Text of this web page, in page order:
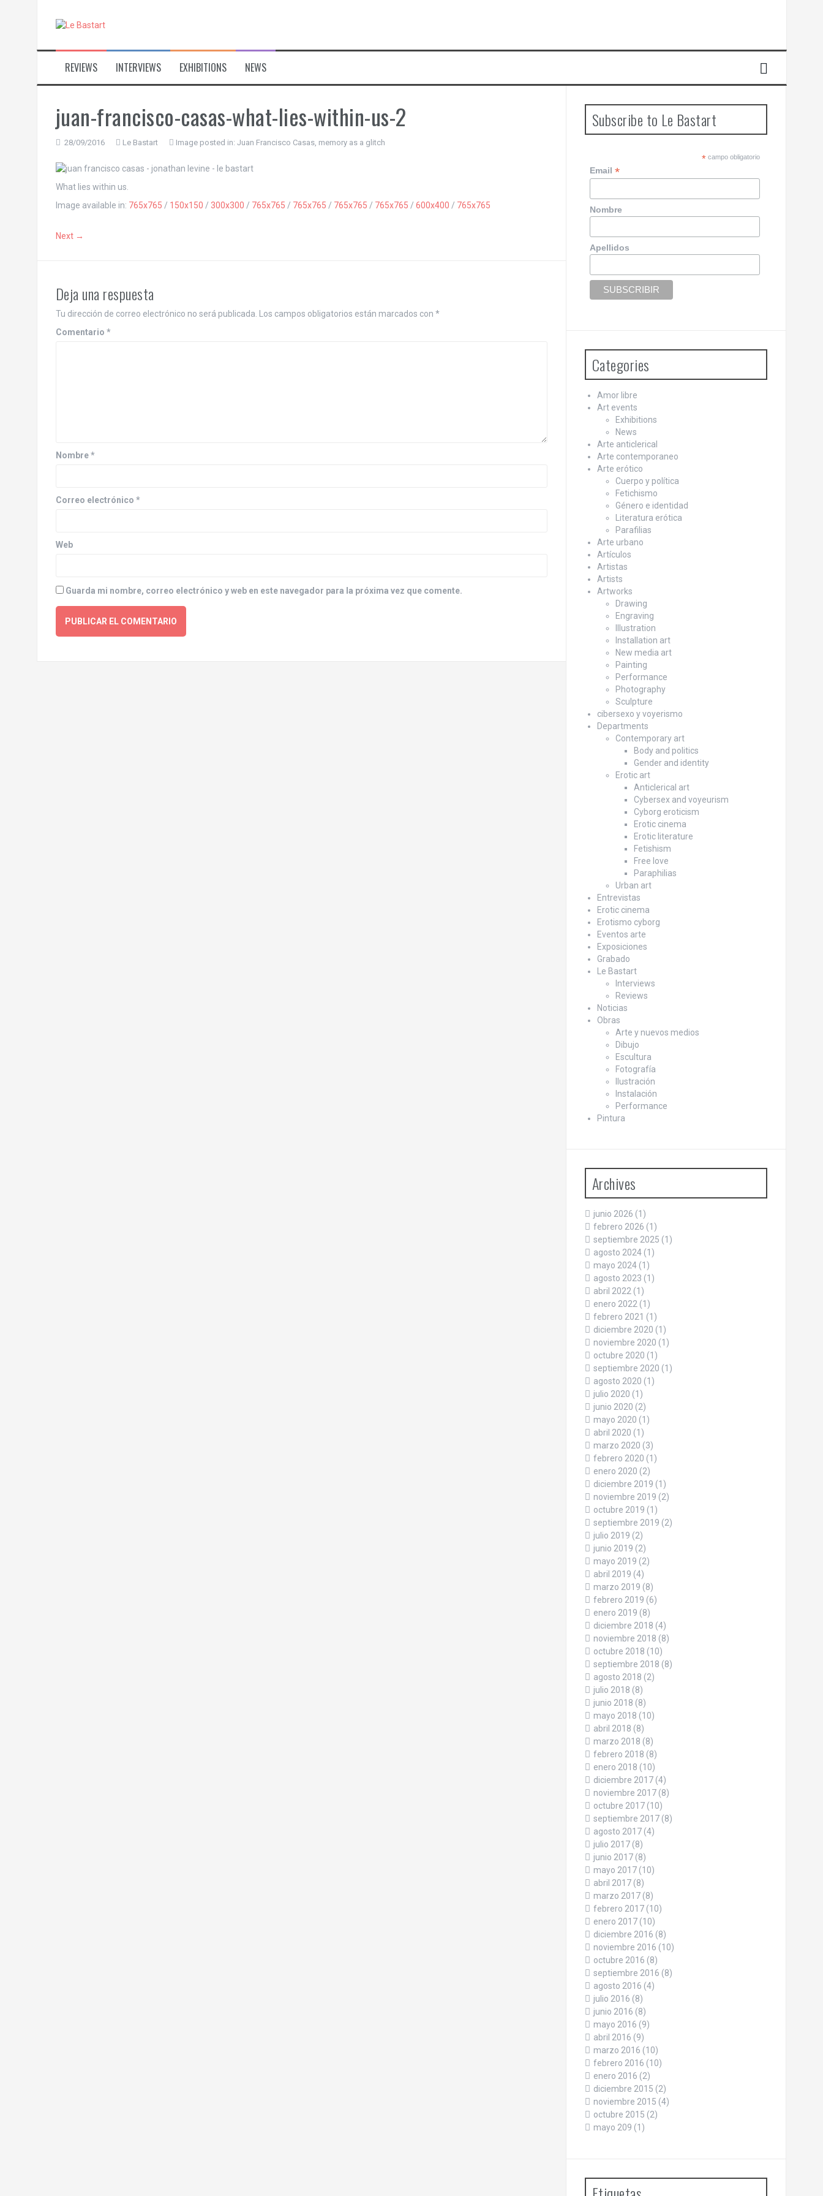
REVIEWS INTERVIEWS EXHIBITIONS NEWS
juan-francisco-casas-what-lies-within-us-2
28/09/2016 Le Bastart Image posted in: Juan Francisco Casas, memory as a glitch
What lies within us.
Image available in: 765x765 / 150x150 / 300x300 / 765x765 / 765x765 / 765x765 / 765x765 / 600x400 / 765x765
Next →
Deja una respuesta
Tu dirección de correo electrónico no será publicada. Los campos obligatorios están marcados con *
Comentario *
Nombre*
Correo electrónico *
Web
Guarda mi nombre, correo electrónico y web en este navegador para la próxima vez que comente.
Subscribe to Le Bastart
*campo obligatorio
Email*
Nombre
Apellidos
Categories
Amor libre
Art events
Exhibitions
News
Arte anticlerical
Arte contemporaneo
Arte erótico
Cuerpo y política
Fetichismo
Género e identidad
Literatura erótica
Parafilias
Arte urbano
Artículos
Artistas
Artists
Artworks
Drawing
Engraving
Illustration
Installation art
New media art
Painting
Performance
Photography
Sculpture
cibersexo y voyerismo
Departments
Contemporary art
Body and politics
Gender and identity
Erotic art
Anticlerical art
Cybersex and voyeurism
Cyborg eroticism
Erotic cinema
Erotic literature
Fetishism
Free love
Paraphilias
Urban art
Entrevistas
Erotic cinema
Erotismo cyborg
Eventos arte
Exposiciones
Grabado
Le Bastart
Interviews
Reviews
Noticias
Obras
Arte y nuevos medios
Dibujo
Escultura
Fotografía
Ilustración
Instalación
Performance
Pintura
Archives
junio 2026 (1)
febrero 2026 (1)
septiembre 2025 (1)
agosto 2024(1)
mayo 2024(1)
agosto 2023 (1)
abril 2022(1)
enero 2022(1)
febrero 2021 (1)
diciembre 2020 (1)
noviembre 2020 (1)
octubre 2020 (1)
septiembre 2020 (1)
agosto 2020 (1)
julio 2020 (1)
junio 2020 (2)
mayo 2020 (1)
abril 2020 (1)
marzo 2020 (3)
febrero 2020 (1)
enero 2020 (2)
diciembre 2019 (1)
noviembre 2019 (2)
octubre 2019 (1)
septiembre 2019 (2)
julio 2019 (2)
junio 2019 (2)
mayo 2019 (2)
abril 2019 (4)
marzo 2019 (8)
febrero 2019 (6)
enero 2019 (8)
diciembre 2018 (4)
noviembre 2018 (8)
octubre 2018 (10)
septiembre 2018 (8)
agosto 2018 (2)
julio 2018 (8)
junio 2018 (8)
mayo 2018 (10)
abril 2018 (8)
marzo 2018 (8)
febrero 2018 (8)
enero 2018 (10)
diciembre 2017(4)
noviembre 2017(8)
octubre 2017(10)
septiembre 2017(8)
agosto 2017(4)
julio 2017(8)
junio 2017(8)
mayo 2017(10)
abril 2017(8)
marzo 2017(8)
febrero 2017(10)
enero 2017(10)
diciembre 2016 (8)
noviembre 2016 (10)
octubre 2016 (8)
septiembre 2016 (8)
agosto 2016 (4)
julio 2016 (8)
junio 2016 (8)
mayo 2016 (9)
abril 2016 (9)
marzo 2016 (10)
febrero 2016 (10)
enero 2016 (2)
diciembre 2015 (2)
noviembre 2015 (4)
octubre 2015 (2)
mayo 209 (1)